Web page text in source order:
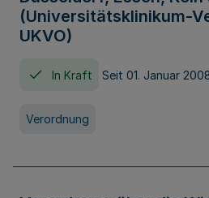
(Universitätsklinikum-
UKVO)
In Kraft Seit 01. Januar
Verordnung